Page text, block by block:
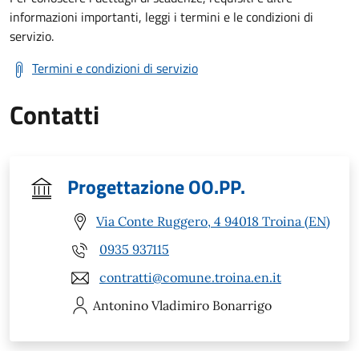
informazioni importanti, leggi i termini e le condizioni di
servizio.
Termini e condizioni di servizio
Contatti
Progettazione OO.PP.
Via Conte Ruggero, 4 94018 Troina (EN)
0935 937115
contratti@comune.troina.en.it
Antonino Vladimiro Bonarrigo